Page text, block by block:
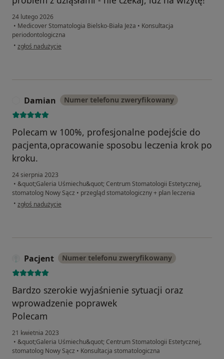
24 lutego 2026
• Medicover Stomatologia Bielsko-Biała Jeża • Konsultacja
periodontologiczna
• w opinii użytkownika Magda M.
zgłoś nadużycie
Damian Numer telefonu zweryfikowany
Polecam w 100%, profesjonalne podejście do
pacjenta,opracowanie sposobu leczenia krok po
kroku.
24 sierpnia 2023
• &quot;Galeria Uśmiechu&quot; Centrum Stomatologii Estetycznej,
stomatolog Nowy Sącz • przegląd stomatologiczny + plan leczenia
• w opinii użytkownika Damian
zgłoś nadużycie
Pacjent Numer telefonu zweryfikowany
Bardzo szerokie wyjaśnienie sytuacji oraz
wprowadzenie poprawek
Polecam
21 kwietnia 2023
• &quot;Galeria Uśmiechu&quot; Centrum Stomatologii Estetycznej,
stomatolog Nowy Sącz • Konsultacja stomatologiczna